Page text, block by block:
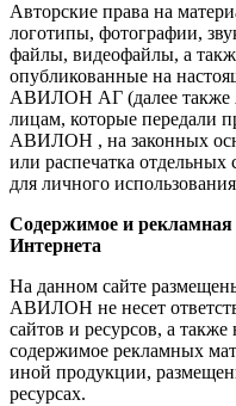
Авторские права на
логотипы, фотографии,
файлы, видеофайлы, а
опубликованные на
АВИЛОН АГ (далее также
лицам, которые передали
АВИЛОН , на законных
или распечатка отдельных
для личного
Содержимое и рекламная
Интернета
На данном сайте
АВИЛОН не несет
сайтов и ресурсов, а также
содержимое рекламных
иной продукции,
ресурсах.